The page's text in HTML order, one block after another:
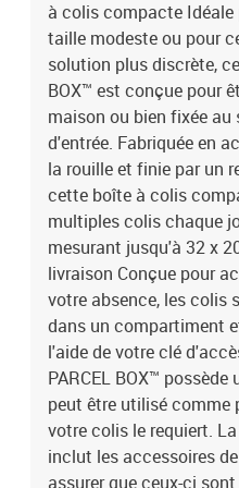
à colis compacte
taille modeste ou pour
solution plus discrète,
BOX™ est conçue pour
maison ou bien fixée au
d'entrée. Fabriquée en
la rouille et finie par un
cette boîte à colis
multiples colis chaque
mesurant jusqu'à 32 x
livraison Conçue pour
votre absence, les colis
dans un compartiment
l'aide de votre clé
PARCEL BOX™
peut être utilisé comme
votre colis le requiert. La
inclut les accessoires
assurer que ceux-ci